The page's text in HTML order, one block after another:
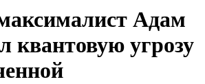
Адам
квантовую угрозу